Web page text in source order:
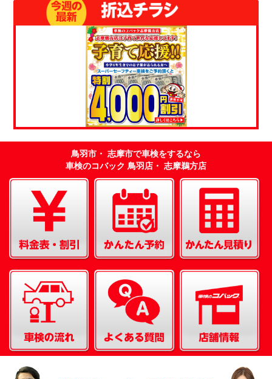
鳥羽市・ 志摩市で車検をするなら
車検のコバック 鳥羽店・ 志摩鵜方店